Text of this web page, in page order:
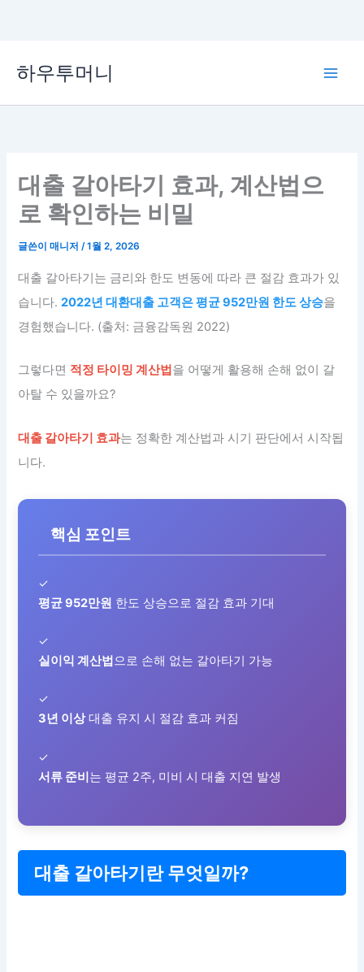
로
하우투머니
대출 갈아타기 효과, 계산법으
로 확인하는 비밀
글쓴이매니저/1월 2, 2026
대출 갈아타기는 금리와 한도 변동에 따라 큰 절감 효과가 있
습니다.2022년 대환대출 고객은 평균 952만원 한도 상승을
경험했습니다. (출처: 금융감독원 2022)
그렇다면 적정 타이밍 계산법을 어떻게 활용해 손해 없이 갈
아탈 수 있을까요?
대출 갈아타기 효과는 정확한 계산법과 시기 판단에서 시작됩
니다.
핵심 포인트
✓
평균 952만원 한도 상승으로 절감 효과 기대
✓
실이익 계산법으로 손해 없는 갈아타기 가능
✓
3년 이상대출 유지 시 절감 효과 커짐
✓
서류 준비는 평균 2주, 미비 시 대출 지연 발생
대출 갈아타기란 무엇일까?